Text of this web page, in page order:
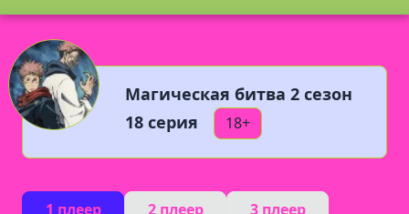
Магическая битва 2 сезон
18 серия
18+
1 плеер 2 плеер 3 плеер